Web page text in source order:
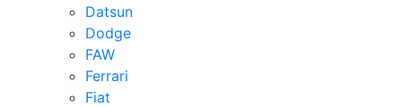
Datsun
Dodge
FAW
Ferrari
Fiat